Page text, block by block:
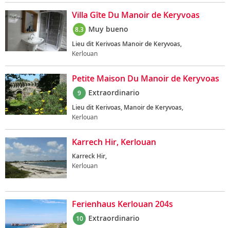
Villa Gîte Du Manoir de Keryvoas
8.3 Muy bueno
Lieu dit Kerivoas Manoir de Keryvoas,
Kerlouan
Petite Maison Du Manoir de Keryvoas
9 Extraordinario
Lieu dit Kerivoas, Manoir de Keryvoas,
Kerlouan
Karrech Hir, Kerlouan
Karreck Hir,
Kerlouan
Ferienhaus Kerlouan 204s
10 Extraordinario